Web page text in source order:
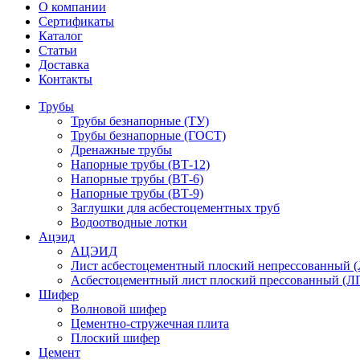
О компании
Сертификаты
Каталог
Статьи
Доставка
Контакты
Трубы
Трубы безнапорные (ТУ)
Трубы безнапорные (ГОСТ)
Дренажные трубы
Напорные трубы (ВТ-12)
Напорные трубы (ВТ-6)
Напорные трубы (ВТ-9)
Заглушки для асбестоцементных труб
Водоотводные лотки
Ацэид
АЦЭИД
Лист асбестоцементный плоский
Асбестоцементный лист плоский прессованный
Шифер
Волновой шифер
Цементно-стружечная плита
Плоский шифер
Цемент